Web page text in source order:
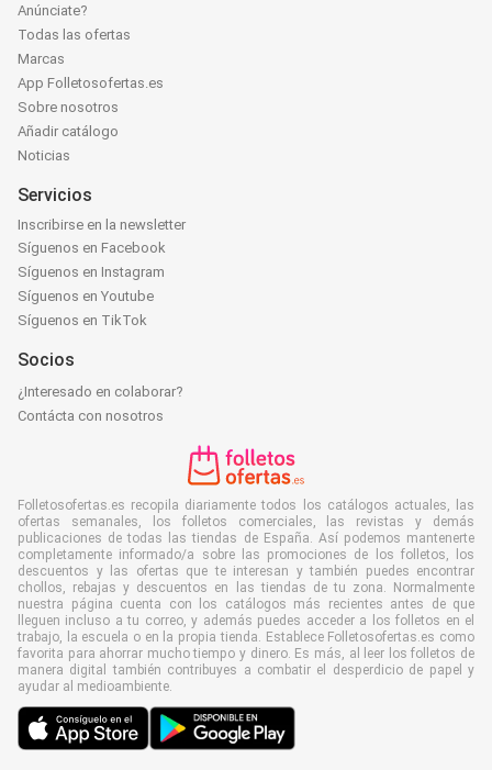
Anúnciate?
Todas las ofertas
Marcas
App Folletosofertas.es
Sobre nosotros
Añadir catálogo
Noticias
Servicios
Inscribirse en la newsletter
Síguenos en Facebook
Síguenos en Instagram
Síguenos en Youtube
Síguenos en TikTok
Socios
¿Interesado en colaborar?
Contácta con nosotros
Folletosofertas.es recopila diariamente todos los catálogos actuales, las
ofertas semanales, los folletos comerciales, las revistas y demás
publicaciones de todas las tiendas de España. Así podemos mantenerte
completamente informado/a sobre las promociones de los folletos, los
descuentos y las ofertas que te interesan y también puedes encontrar
chollos, rebajas y descuentos en las tiendas de tu zona. Normalmente
nuestra página cuenta con los catálogos más recientes antes de que
lleguen incluso a tu correo, y además puedes acceder a los folletos en el
trabajo, la escuela o en la propia tienda. Establece Folletosofertas.es como
favorita para ahorrar mucho tiempo y dinero. Es más, al leer los folletos de
manera digital también contribuyes a combatir el desperdicio de papel y
ayudar al medioambiente.